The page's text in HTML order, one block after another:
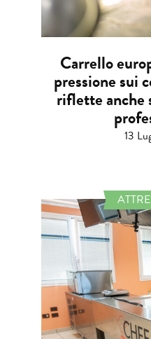
Carrello
pressione sui
riflette anche
13